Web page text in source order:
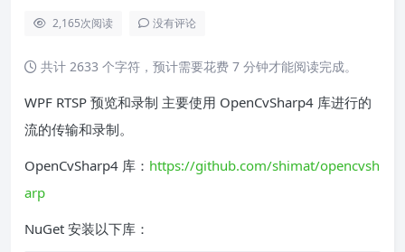
2,165次阅读 没有评论
共计 2633 个字符，预计需要花费 7 分钟才能阅读完成。
WPF RTSP 预览和录制 主要使用 OpenCvSharp4 库进行的
流的传输和录制。
OpenCvSharp4 库： https://github.com/shimat/opencvsh
arp
NuGet 安装以下库：